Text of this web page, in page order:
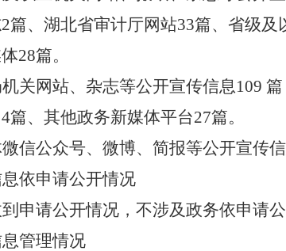
2篇、湖北省审计厅网站33篇、省级
28篇。
关网站、杂志等公开宣传信息109
篇、其他政务新媒体平台27篇。
信公众号、微博、简报等公开宣传信
息依申请公开情况
申请公开情况，不涉及政务依申请公
息管理情况